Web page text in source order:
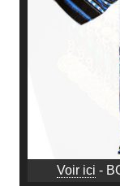
Voir ici -